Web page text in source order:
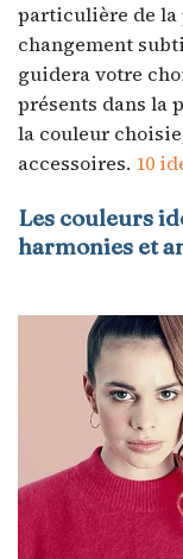
particulière de la
changement
guidera votre
présents dans la
la couleur
accessoires. 10
Les couleurs
harmonies et